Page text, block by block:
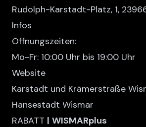
Rudolph-Karstadt-Platz, 1,
Infos
Öffnungszeiten:
Mo-Fr: 10:00 Uhr bis 19:00 Uhr
Website
Karstadt und Krämerstraße
Hansestadt Wismar
RABATT | WISMARplus